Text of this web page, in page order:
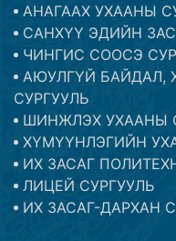
АНАГААХ УХААНЫ
САНХҮҮ ЭДИЙН
ЧИНГИС СООСЭ
АЮУЛГҮЙ БАЙДАЛ,
СУРГУУЛЬ
ШИНЖЛЭХ УХААНЫ
ХҮМҮҮНЛЭГИЙН
ИХ ЗАСАГ
ЛИЦЕЙ СУРГУУЛЬ
ИХ ЗАСАГ-ДАРХАН